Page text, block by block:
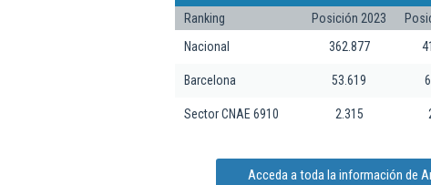
Ranking Posición 2023
Nacional
362.877
Barcelona 53.619
Sector CNAE 6910 2.315
Acceda a toda la información de